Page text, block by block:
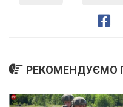
РЕКОМЕНДУЄМО